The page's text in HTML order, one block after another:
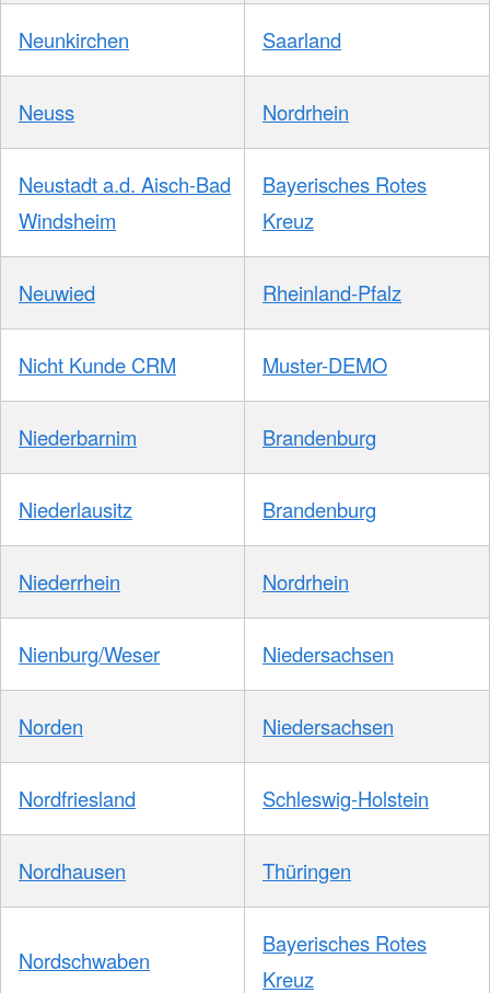
Neunkirchen Saarland
Neuss Nordrhein
Neustadt a.d. Aisch-Bad
Windsheim
Bayerisches Rotes
Kreuz
Neuwied Rheinland-Pfalz
Nicht Kunde CRM Muster-DEMO
Niederbarnim Brandenburg
Niederlausitz Brandenburg
Niederrhein Nordrhein
Nienburg/Weser Niedersachsen
Norden Niedersachsen
Nordfriesland Schleswig-Holstein
Nordhausen Thüringen
Nordschwaben
Bayerisches Rotes
Kreuz